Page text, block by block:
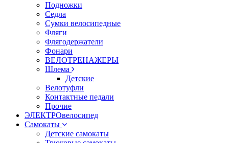
Подножки
Седла
Сумки велосипедные
Фляги
Флягодержатели
Фонари
ВЕЛОТРЕНАЖЕРЫ
Шлема
Детские
Велотуфли
Контактные педали
Прочие
ЭЛЕКТРОвелосипед
Самокаты
Детские самокаты